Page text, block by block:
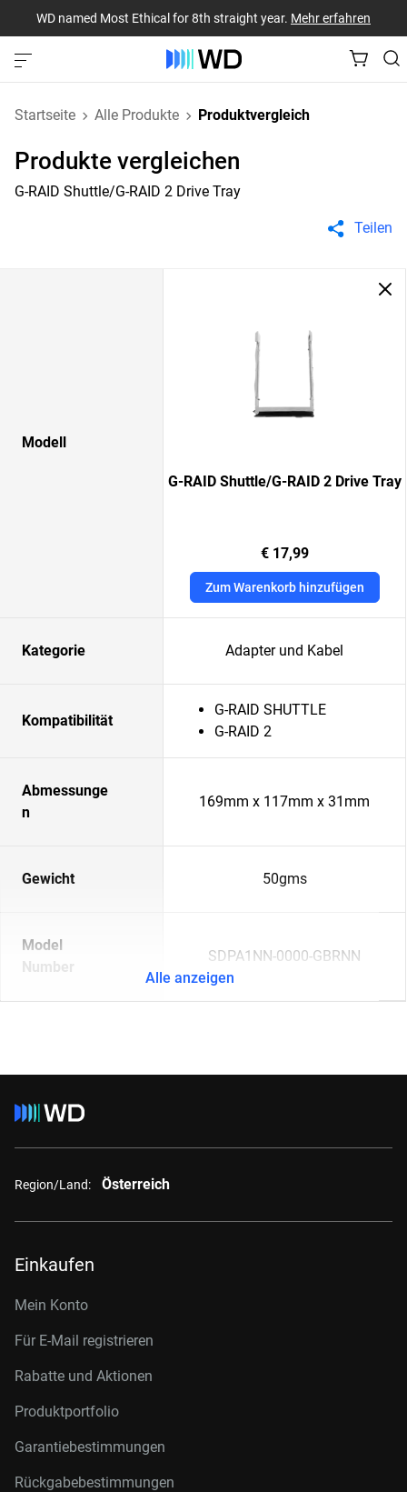
WD named Most Ethical for 8th straight year. Mehr erfahren
Startseite Alle Produkte Produktvergleich
Produkte vergleichen
G-RAID Shuttle/G-RAID 2 Drive Tray
Teilen
Modell
G-RAID Shuttle/G-RAID 2 Drive Tray
€ 17,99
Zum Warenkorb hinzufügen
Kategorie Adapter und Kabel
Kompatibilität
G-RAID SHUTTLE
G-RAID 2
Abmessunge
n
169mm x 117mm x 31mm
Gewicht 50gms
Model
Number
SDPA1NN-0000-GBRNN
Alle anzeigen
Region/Land: Österreich
Einkaufen
Mein Konto
Für E-Mail registrieren
Rabatte und Aktionen
Produktportfolio
Garantiebestimmungen
Rückgabebestimmungen